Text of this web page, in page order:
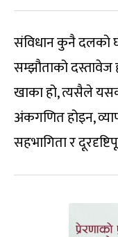
संविधान कुनै दलको
सम्झौताको दस्तावेज
खाका हो, त्यसैले
अंकगणित होइन,
सहभागिता र